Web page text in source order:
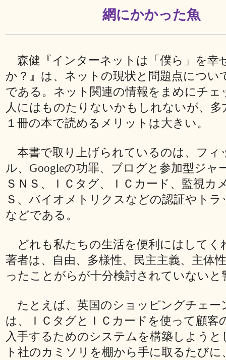
網にかかった魚
森健『インターネットは「僕ら」を幸
か？』は、ネットの現状と問題点につい
である。ネット関連の情報をまめにチェ
人にはものたりないかもしれないが、多
１冊の本で読めるメリットは大きい。
本書で取り上げられているのは、フィ
ル、Googleの功罪、ブログと参加型ジャ
ＳＮＳ、ＩＣタグ、ＩＣカード、監視カ
Ｓ、バイオメトリクスなどの認証やトラ
などである。
どれも私たちの生活を便利にはしてく
著者は、自由、多様性、民主主義、主体
ったことがらが十分検討されていないと
たとえば、英国のショッピングチェー
は、ＩＣタグとＩＣカードを使って顧客
入手するためのシステムを構築しようと
ト社のカミソリを棚から手に取るたびに